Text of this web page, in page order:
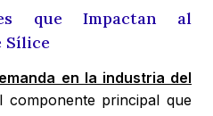
que Impactan al
Sílice
en la industria del
componente principal que